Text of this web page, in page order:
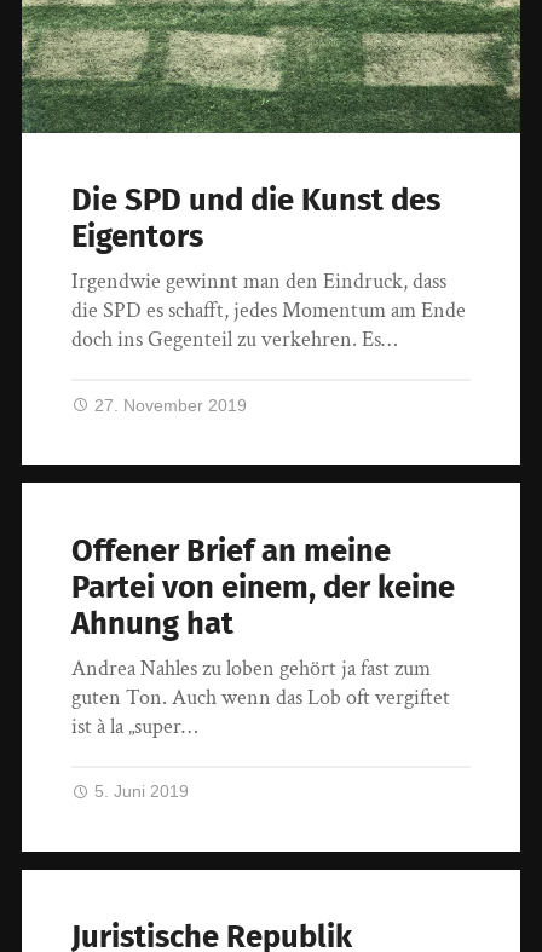
Die SPD und die Kunst des
Eigentors
Irgendwie gewinnt man den Eindruck, dass
die SPD es schafft, jedes Momentum am Ende
doch ins Gegenteil zu verkehren. Es…
27. November 2019
Offener Brief an meine
Partei von einem, der keine
Ahnung hat
Andrea Nahles zu loben gehört ja fast zum
guten Ton. Auch wenn das Lob oft vergiftet
ist à la „super…
5. Juni 2019
Juristische Republik